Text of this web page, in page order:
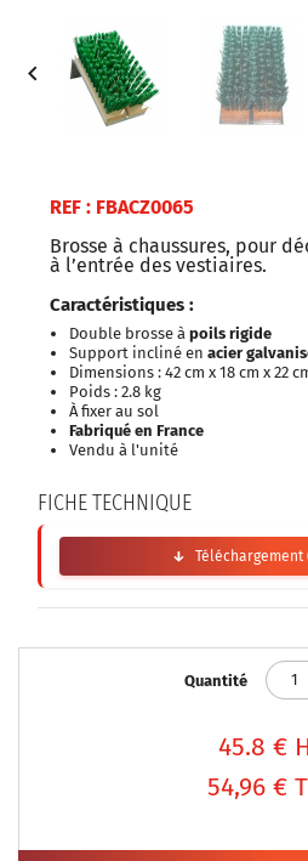

REF : FBACZ0065
Brosse à chaussures, pour
à l’entrée des vestiaires.
Caractéristiques :
Double brosse à poils rigide
Support incliné en acier
Dimensions : 42 cm x 18 cm x 22
Poids : 2.8 kg
À fixer au sol
Fabriqué en France
Vendu à l'unité
FICHE TECHNIQUE
Téléchargement
Quantité
45.8 €
54,96 €